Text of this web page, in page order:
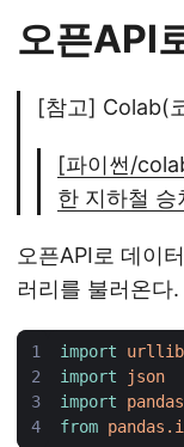
오픈API
[참고] Colab(
[파이썬/
한 지하철 승
오픈API로 데이
러리를 불러온다.
import
import
json
import
pandas
from